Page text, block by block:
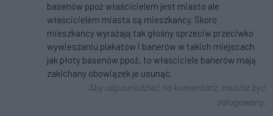
basenów ppoż właścicielem jest miasto ale
właścicielem miasta są mieszkańcy. Skoro
mieszkańcy wyrażają tak głośny sprzeciw przeciwko
wywieszaniu plakatów i banerów w takich miejscach
jak płoty basenów ppoż, to właściciele banerów mają
zakichany obowiązek je usunąć.
Aby odpowiedzieć na komentarz, musisz być
zalogowany.